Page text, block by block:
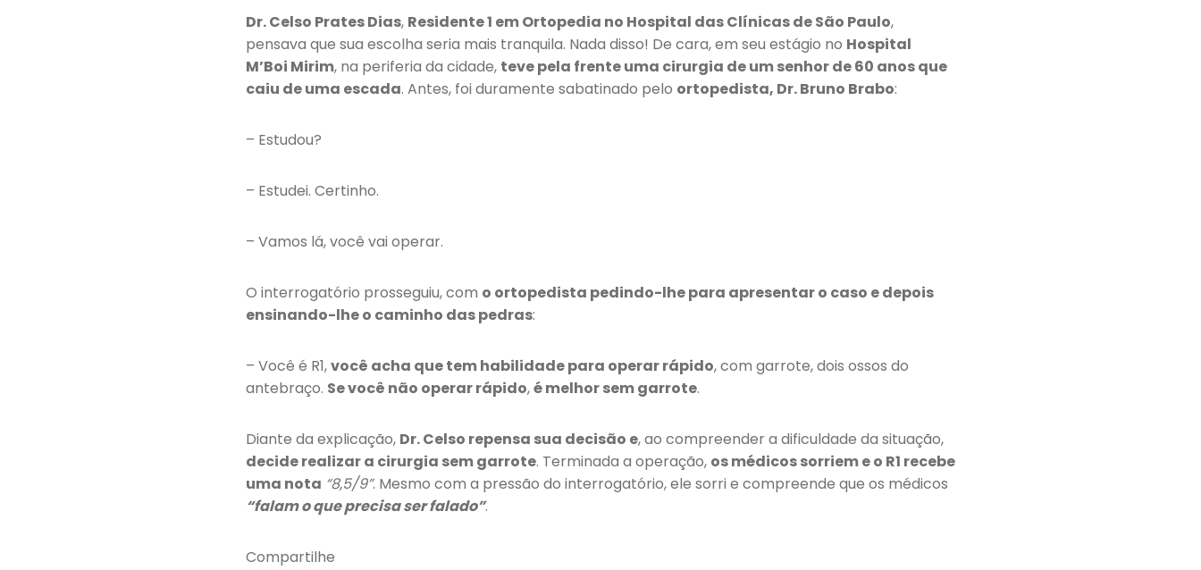
Dr. Celso Prates Dias, Residente 1 em Ortopedia no Hospital das Clínicas de São Paulo,
pensava que sua escolha seria mais tranquila. Nada disso! De cara, em seu estágio no Hospital
M’Boi Mirim, na periferia da cidade, teve pela frente uma cirurgia de um senhor de 60 anos que
caiu de uma escada. Antes, foi duramente sabatinado pelo ortopedista, Dr. Bruno Brabo:
– Estudou?
– Estudei. Certinho.
– Vamos lá, você vai operar.
O interrogatório prosseguiu, com o ortopedista pedindo-lhe para apresentar o caso e depois
ensinando-lhe o caminho das pedras:
– Você é R1,você acha que tem habilidade para operar rápido, com garrote, dois ossos do
antebraço. Se você não operar rápido,é melhor sem garrote.
Diante da explicação, Dr. Celso repensa sua decisão e, ao compreender a dificuldade da situação,
decide realizar a cirurgia sem garrote. Terminada a operação, os médicos sorriem e o R1 recebe
uma nota “8,5/9”. Mesmo com a pressão do interrogatório, ele sorri e compreende que os médicos
“falam o que precisa ser falado”.
Compartilhe